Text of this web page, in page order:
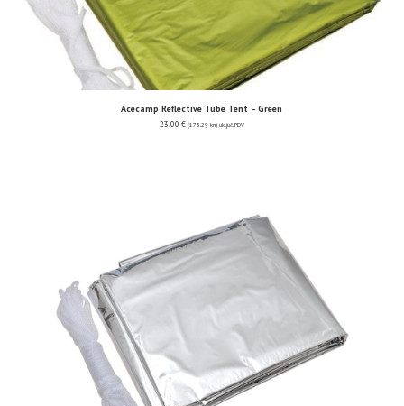
Acecamp Reflective Tube Tent – Green
23.00 € (173.29 kn) uključ. PDV